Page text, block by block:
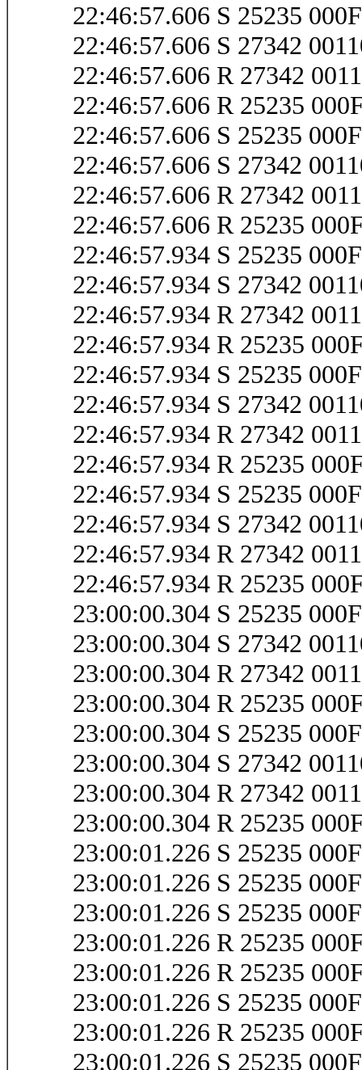
22:46:57.606 S 25235
22:46:57.606 S 27342
22:46:57.606 R 27342
22:46:57.606 R 25235
22:46:57.606 S 25235
22:46:57.606 S 27342
22:46:57.606 R 27342
22:46:57.606 R 25235
22:46:57.934 S 25235
22:46:57.934 S 27342
22:46:57.934 R 27342
22:46:57.934 R 25235
22:46:57.934 S 25235
22:46:57.934 S 27342
22:46:57.934 R 27342
22:46:57.934 R 25235
22:46:57.934 S 25235
22:46:57.934 S 27342
22:46:57.934 R 27342
22:46:57.934 R 25235
23:00:00.304 S 25235
23:00:00.304 S 27342
23:00:00.304 R 27342
23:00:00.304 R 25235
23:00:00.304 S 25235
23:00:00.304 S 27342
23:00:00.304 R 27342
23:00:00.304 R 25235
23:00:01.226 S 25235
23:00:01.226 S 25235
23:00:01.226 S 25235
23:00:01.226 R 25235
23:00:01.226 R 25235
23:00:01.226 S 25235
23:00:01.226 R 25235
23:00:01.226 S 25235